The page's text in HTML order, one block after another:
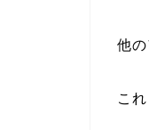
他
こ